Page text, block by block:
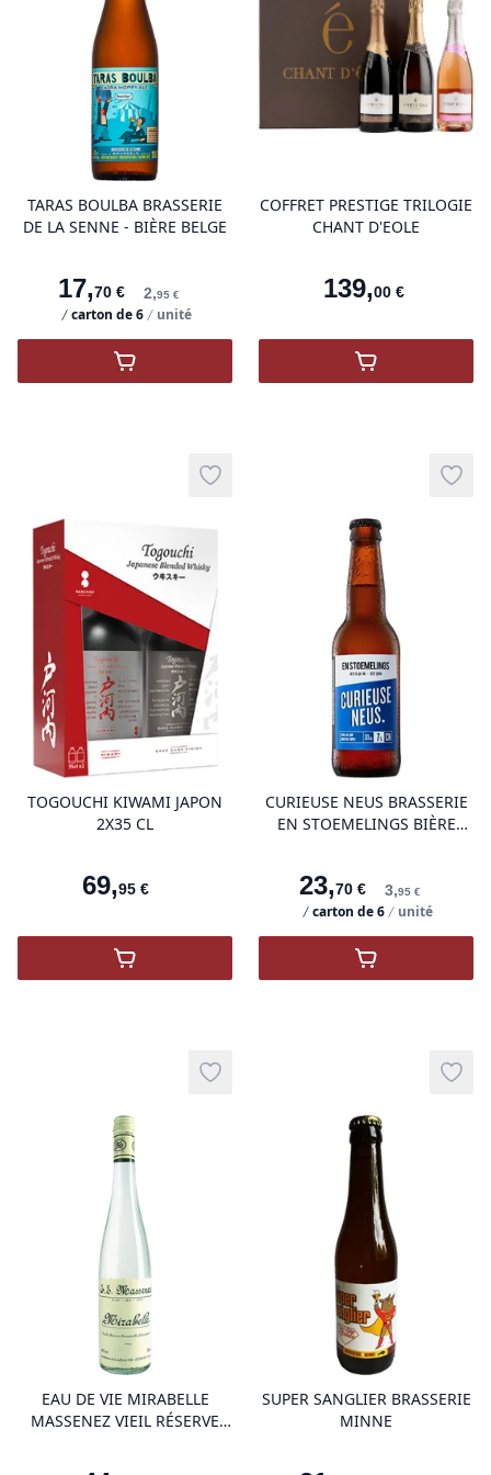
TARAS BOULBA BRASSERIE
DE LA SENNE - BIÈRE BELGE
17,70 €
carton de6
2,95 €
unité
product variant items in cart, view
,Taras Boulba Brasserie de la Senne -
COFFRET PRESTIGE TRILOGIE
CHANT D'EOLE
139,00 €
,Coffret
TOGOUCHI KIWAMI JAPON
2X35 CL
69,95 €
Add to wishlist
product variant items in cart, view
,TOGOUCHI KIWAMI JAPON 2X35 cl
CURIEUSE NEUS BRASSERIE
EN STOEMELINGS BIÈRE
23,70 €
carton de6
3,95 €
unité
Add
,CURIEUSE
EAU DE VIE MIRABELLE
MASSENEZ VIEIL RÉSERVE
Add to wishlist
product variant items in cart, view
SUPER SANGLIER BRASSERIE
MINNE
Add